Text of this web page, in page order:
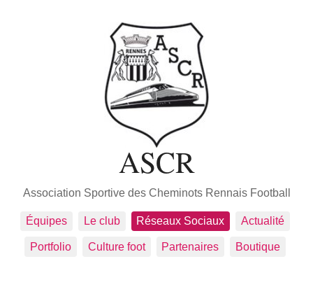
ASCR
Association Sportive des Cheminots Rennais Football
Équipes Le club Réseaux Sociaux Actualité
Portfolio Culture foot Partenaires Boutique